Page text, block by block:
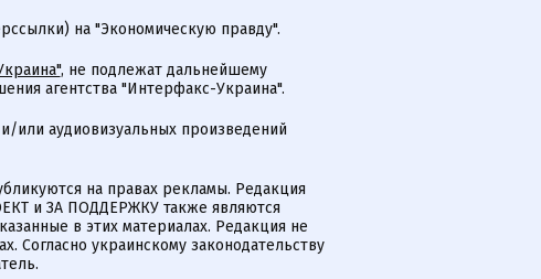
на "Экономическую правду".
, не подлежат дальнейшему
агентства "Интерфакс-Украина".
или аудиовизуальных произведений
на правах рекламы. Редакция
и ЗА ПОДДЕРЖКУ также являются
в этих материалах. Редакция не
Согласно украинскому законодательству